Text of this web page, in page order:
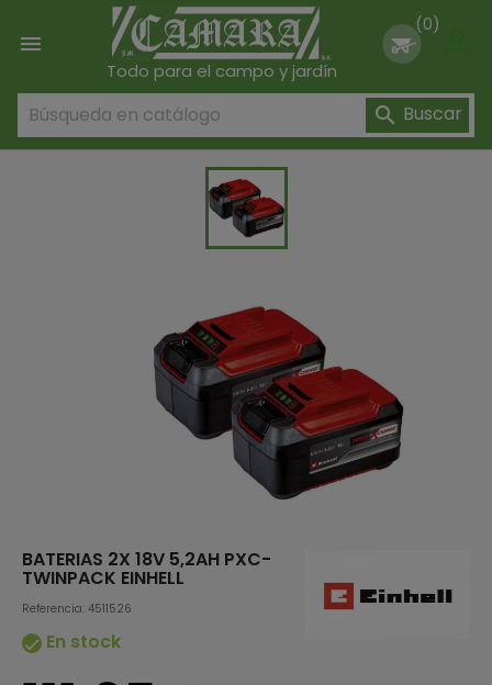

Todo para el campo y jardín
(0)
 Buscar
BATERIAS 2X 18V 5,2AH PXC-
TWINPACK EINHELL
Referencia: 4511526
 En stock